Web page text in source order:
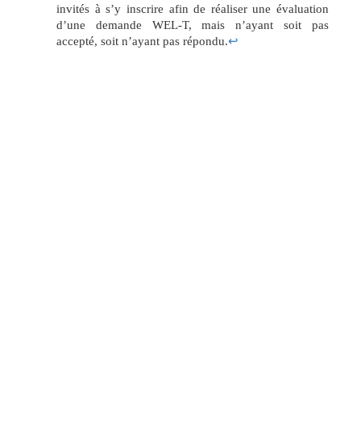
invités à s’y inscrire afin de réaliser une évaluation
d’une demande WEL-T, mais n’ayant soit pas
accepté, soit n’ayant pas répondu.↩︎